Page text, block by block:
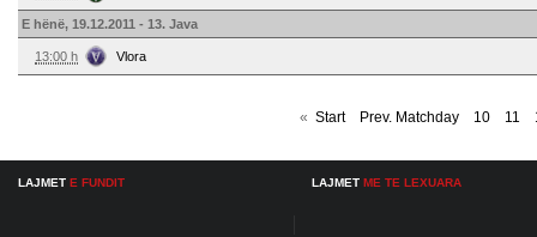
E hënë, 19.12.2011 - 13. Java
13:00 h Vlora
« Start Prev. Matchday 10 11
LAJMET E FUNDIT LAJMET ME TE LEXUARA